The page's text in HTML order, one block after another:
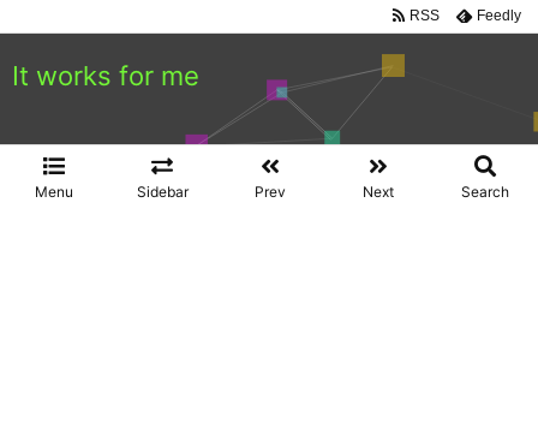
It works for me
Menu Sidebar Prev Next Search
RSS Feedly